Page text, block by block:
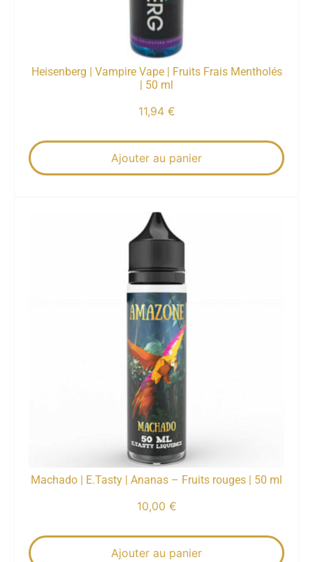
Heisenberg | Vampire Vape | Fruits Frais Mentholés
| 50 ml
11,94 €
Ajouter au panier
Machado | E.Tasty | Ananas – Fruits rouges | 50 ml
10,00 €
Ajouter au panier